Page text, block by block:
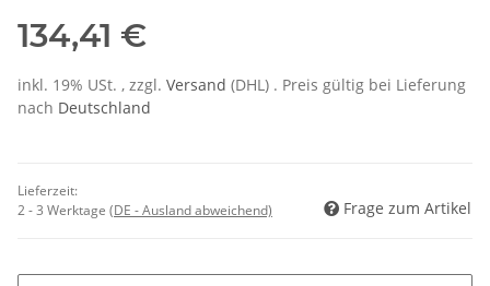
134,41 €
inkl. 19% USt. , zzgl. Versand (DHL) . Preis gültig bei Lieferung
nach Deutschland
Lieferzeit:
2 - 3 Werktage (DE - Ausland abweichend) Frage zum Artikel